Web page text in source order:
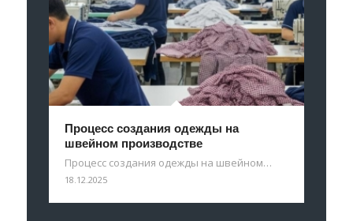
Процесс создания одежды на
швейном производстве
Процесс создания одежды на швейном…
18.12.2025